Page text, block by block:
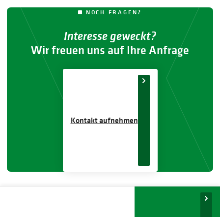
NOCH FRAGEN?
Interesse geweckt?
Wir freuen uns auf Ihre Anfrage
Kontakt aufnehmen